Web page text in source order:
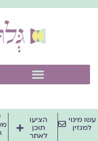
מינוי
למגזין
הציעו
תוכן
לאתר